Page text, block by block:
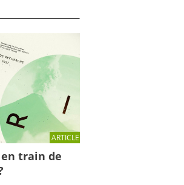
ARTICLE
train de